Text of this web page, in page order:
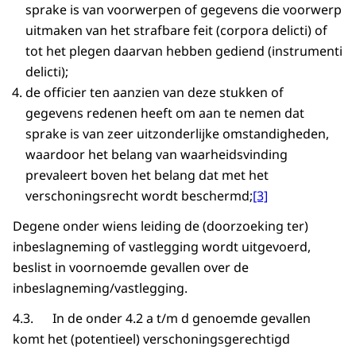
sprake is van voorwerpen of gegevens die voorwerp
uitmaken van het strafbare feit (corpora delicti) of
tot het plegen daarvan hebben gediend (instrumenti
delicti);
de officier ten aanzien van deze stukken of
gegevens redenen heeft om aan te nemen dat
sprake is van zeer uitzonderlijke omstandigheden,
waardoor het belang van waarheidsvinding
prevaleert boven het belang dat met het
verschoningsrecht wordt beschermd;[3]
Degene onder wiens leiding de (doorzoeking ter)
inbeslagneming of vastlegging wordt uitgevoerd,
beslist in voornoemde gevallen over de
inbeslagneming/vastlegging.
4.3. In de onder 4.2 a t/m d genoemde gevallen
komt het (potentieel) verschoningsgerechtigd